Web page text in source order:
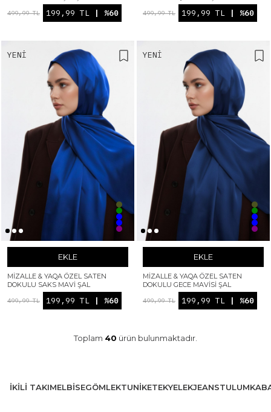
499,99 TL 199,99 TL | %60 499,99 TL 199,99 TL | %60
YENI
EKLE
MIZALLE & YAQA ÖZEL SATEN
DOKULU SAKS MAVI ŞAL
499,99 TL 199,99 TL | %60
YENI
EKLE
MIZALLE & YAQA ÖZEL SATEN
DOKULU GECE MAVISI ŞAL
499,99 TL 199,99 TL | %60
Toplam 40 ürün bulunmaktadır.
İKILI TAKIMELBISEGÖMLEKTUNIKETEKYELEKJEANSTULUM